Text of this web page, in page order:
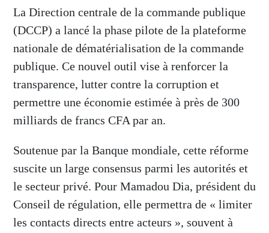
La Direction centrale de la commande publique
(DCCP) a lancé la phase pilote de la plateforme
nationale de dématérialisation de la commande
publique. Ce nouvel outil vise à renforcer la
transparence, lutter contre la corruption et
permettre une économie estimée à près de 300
milliards de francs CFA par an.
Soutenue par la Banque mondiale, cette réforme
suscite un large consensus parmi les autorités et
le secteur privé. Pour Mamadou Dia, président du
Conseil de régulation, elle permettra de « limiter
les contacts directs entre acteurs », souvent à